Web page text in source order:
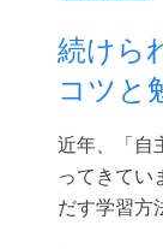
続けら
コツと
近年、「自
ってきてい
だす学習方